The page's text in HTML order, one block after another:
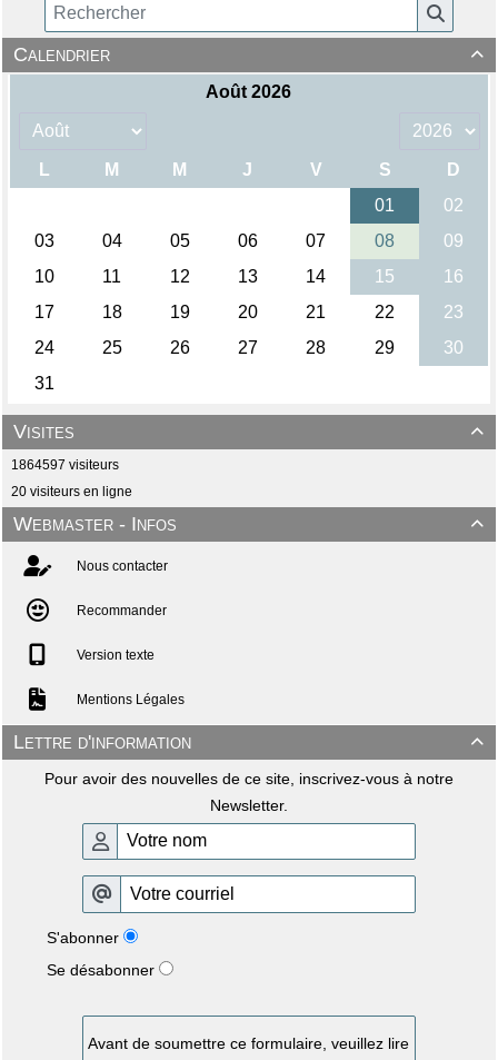

Calendrier

Visites
1864597 visiteurs
20 visiteurs en ligne

Webmaster - Infos
Nous contacter
Recommander
Version texte
Mentions Légales

Lettre d'information
Pour avoir des nouvelles de ce site, inscrivez-vous à notre
Newsletter.
S'abonner
Se désabonner
Avant de soumettre ce formulaire, veuillez lire